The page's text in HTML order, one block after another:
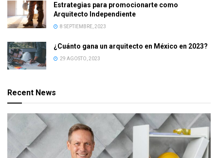
Estrategias para promocionarte como
Arquitecto Independiente
8 SEPTIEMBRE, 2023
¿Cuánto gana un arquitecto en México en 2023?
29 AGOSTO, 2023
Recent News